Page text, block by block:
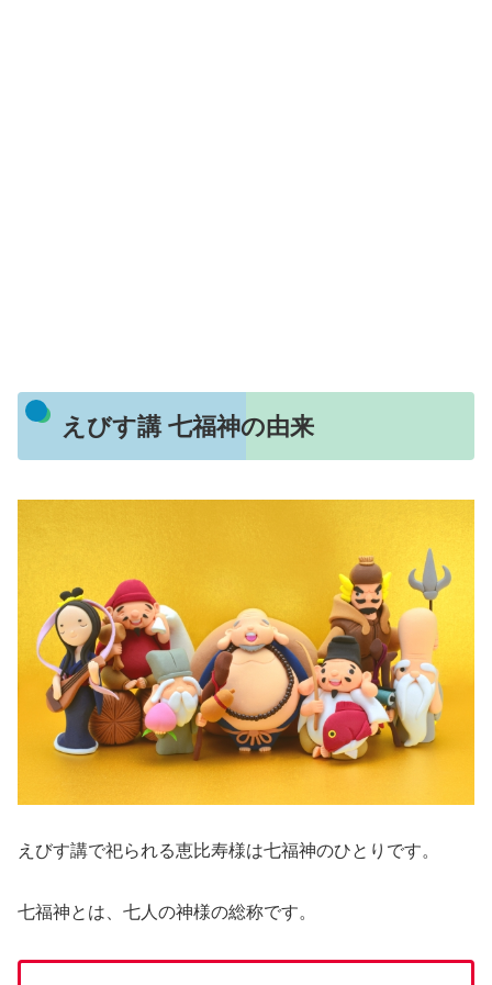
えびす講 七福神の由来
えびす講で祀られる恵比寿様は七福神のひとりです。
七福神とは、七人の神様の総称です。